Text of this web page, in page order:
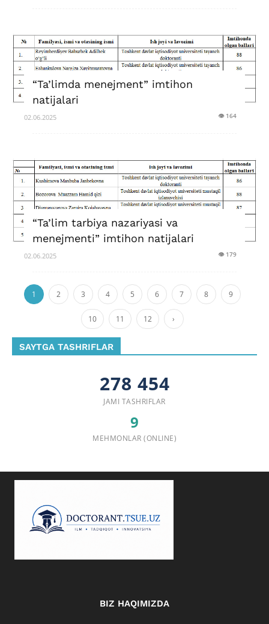
“Ta’limda menejment” imtihon
natijalari
02.06.2025 👁 164
“Ta’lim tarbiya nazariyasi va
menejmenti” imtihon natijalari
02.06.2025 👁 179
1 2 3 4 5 6 7 8 9
10 11 12 ›
SAYTGA TASHRIFLAR
278 454
JAMI TASHRIFLAR
9
MEHMONLAR (ONLINE)
BIZ HAQIMIZDA